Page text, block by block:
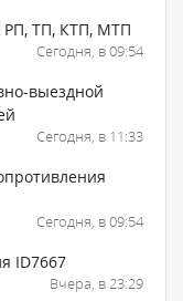
РП, ТП, КТП, МТП
Сегодня, в 09:54
выездной
Сегодня, в 11:33
Сегодня, в 09:54
ID7667
Вчера, в 23:29